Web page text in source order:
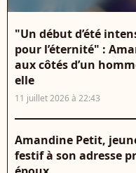
"Un début d’été
pour l’éternité" :
aux côtés d’un
elle
11 juillet 2026 à 22:43
Amandine Petit,
festif à son adresse